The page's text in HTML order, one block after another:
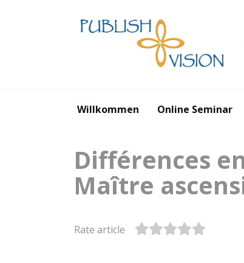
Willkommen Online Seminar
Différences
Maître
Rate article